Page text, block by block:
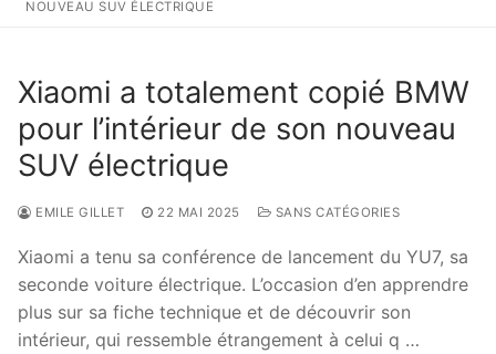
NOUVEAU SUV ÉLECTRIQUE
Xiaomi a totalement copié BMW
pour l’intérieur de son nouveau
SUV électrique
EMILE GILLET 22 MAI 2025 SANS CATÉGORIES
Xiaomi a tenu sa conférence de lancement du YU7, sa
seconde voiture électrique. L’occasion d’en apprendre
plus sur sa fiche technique et de découvrir son
intérieur, qui ressemble étrangement à celui q …